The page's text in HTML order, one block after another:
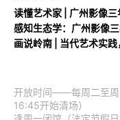
读懂艺术家 | 广州影像
感知生态学：广州影像
画说岭南 | 当代艺术实
开放时间——每周二至周
16:45开始清场）